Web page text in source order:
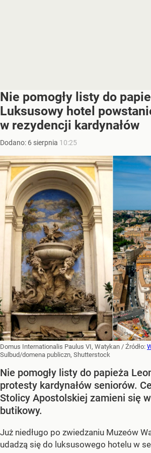
Nie pomogły listy do
Luksusowy hotel
w rezydencji kardynałów
Dodano: 6 sierpnia 10:25
Domus Internationalis Paulus VI, Watykan / Źródło:
Sulbud/domena publiczn, Shutterstock
Nie pomogły listy do papieża
protesty kardynałów seniorów.
Stolicy Apostolskiej zamieni się
butikowy.
Już niedługo po zwiedzaniu Muzeów
udadzą się do luksusowego hotelu w